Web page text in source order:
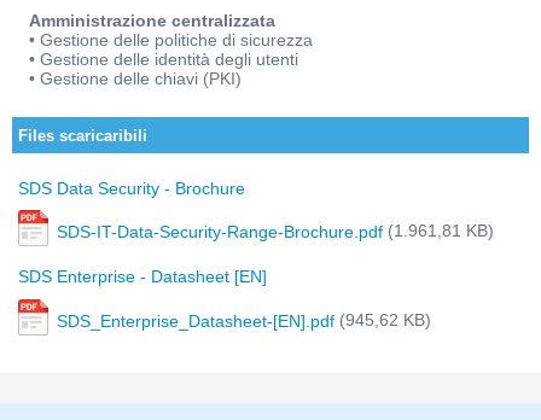
Amministrazione centralizzata
• Gestione delle politiche di sicurezza
• Gestione delle identità degli utenti
• Gestione delle chiavi (PKI)
Files scaricaribili
SDS Data Security - Brochure
SDS-IT-Data-Security-Range-Brochure.pdf (1.961,81 KB)
SDS Enterprise - Datasheet [EN]
SDS_Enterprise_Datasheet-[EN].pdf (945,62 KB)